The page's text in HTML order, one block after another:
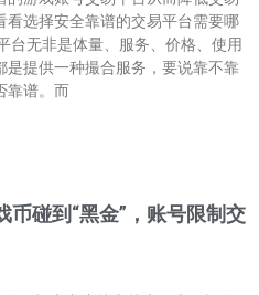
看选择安全靠谱的交易平台需要哪
台无非是体量、服务、价格、使用
提供一种撮合服务，要说靠不靠
靠谱。而
币碰到“黑金”，账号限制交